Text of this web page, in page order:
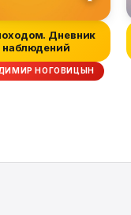
Дневник
наблюдений
НОГОВИЦЫН